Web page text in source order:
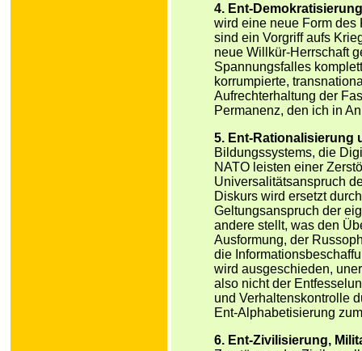
4. Ent-
wird eine neue Form
sind ein Vorgriff aufs
neue Willkür-Herrschaft
Spannungsfalles
korrumpierte,
Aufrechterhaltung der
Permanenz, den ich in
5. Ent-
Bildungssystems, die
NATO leisten einer
Universalitätsanspruch
Diskurs wird ersetzt
Geltungsanspruch der
andere stellt, was den
Ausformung, der
die
wird ausgeschieden,
also nicht der
und Verhaltenskontrolle
Ent-Alphabetisierung
6. Ent-Zivilisierung,